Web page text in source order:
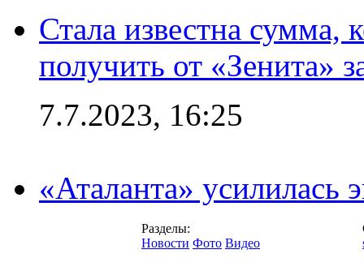
Стала известна сумма,
получить от «Зенита»
7.7.2023, 16:25
«Аталанта»
Разделы:
Новости Фото Видео